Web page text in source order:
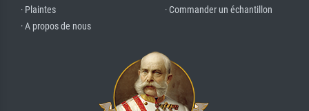
· Plaintes
· A propos de nous
· Commander un échantillon